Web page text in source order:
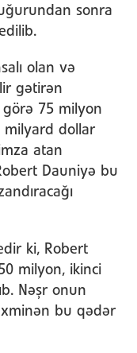
sonra
olan və
gətirən
görə 75 milyon
milyard dollar
atan
Dauniyə bu
ki, Robert
milyon, ikinci
Nəşr onun
bu qədər